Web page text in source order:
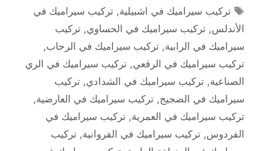
الوسوم
تركيب سيراميك في اشبيلية,تركيب سيراميك في
الأندلس, تركيب سيراميك في الحساوي, تركيب
سيراميك في الرابية, تركيب سيراميك في الرحاب,
تركيب سيراميك في الرقعي, تركيب سيراميك في الري
الصناعية, تركيب سيراميك في الشدادي, تركيب
سيراميك في الضجيج, تركيب سيراميك في العارضية,
تركيب سيراميك في العمرية, تركيب سيراميك في
الفردوس, تركيب سيراميك في الفروانية, تركيب